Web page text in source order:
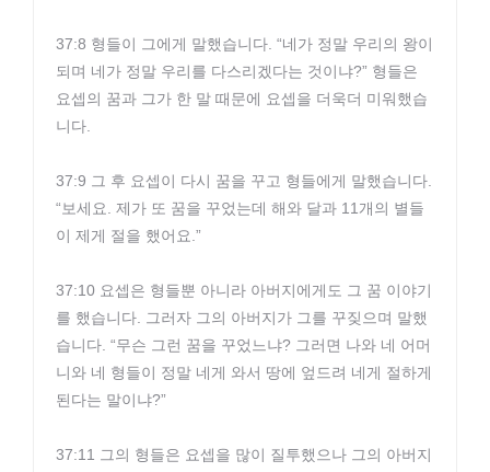
37:8 형들이 그에게 말했습니다. “네가 정말 우리의 왕이
되며 네가 정말 우리를 다스리겠다는 것이냐?” 형들은
요셉의 꿈과 그가 한 말 때문에 요셉을 더욱더 미워했습
니다.
37:9 그 후 요셉이 다시 꿈을 꾸고 형들에게 말했습니다.
“보세요. 제가 또 꿈을 꾸었는데 해와 달과 11개의 별들
이 제게 절을 했어요.”
37:10 요셉은 형들뿐 아니라 아버지에게도 그 꿈 이야기
를 했습니다. 그러자 그의 아버지가 그를 꾸짖으며 말했
습니다. “무슨 그런 꿈을 꾸었느냐? 그러면 나와 네 어머
니와 네 형들이 정말 네게 와서 땅에 엎드려 네게 절하게
된다는 말이냐?”
37:11 그의 형들은 요셉을 많이 질투했으나 그의 아버지